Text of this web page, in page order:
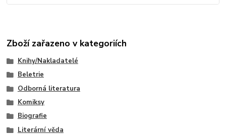
Zboží zařazeno v kategoriích
Knihy/Nakladatelé
Beletrie
Odborná literatura
Komiksy
Biografie
Literární věda